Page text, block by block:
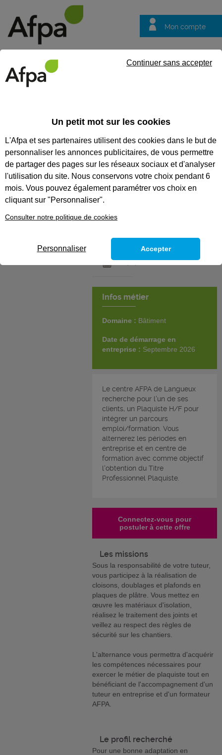
Mon compte
questions
Contrat d'apprentissage
Plaquiste en
alternance
Bretagne
1poste
Infos métier
Domaine : Bâtiment
Date de démarrage en
entreprise : Septembre 2026
Le centre AFPA de Langueux
recherche pour l'un de ses
clients, un Plaquiste H/F pour
intégrer un parcours
emploi/formation. Vous
alternerez les périodes en
entreprise et en centre de
formation avec comme objectif
l'obtention du Titre
Professionnel Plaquiste.
Connectez-vous pour
postuler à cette offre
Les missions
Sous la responsabilité de votre tuteur,
vous participez à la réalisation de
cloisons, doublages et plafonds en
plaques de plâtre. Vous mettez en
œuvre les matériaux d'isolation,
réalisez le traitement des joints et
veillez au respect des règles de
sécurité sur les chantiers.
L'alternance vous permettra d'acquérir
les compétences nécessaires pour
exercer le métier de plaquiste tout en
bénéficiant de l'accompagnement d'un
tuteur en entreprise et d'un formateur
AFPA.
Le profil recherché
Pour une bonne adaptation en
Un petit mot sur les cookies
L'Afpa et ses partenaires utilisent des cookies dans le but de
personnaliser les annonces publicitaires, de vous permettre
de partager des pages sur les réseaux sociaux et d'analyser
l'utilisation du site. Nous conservons votre choix pendant 6
mois. Vous pouvez également paramétrer vos choix en
cliquant sur "Personnaliser".
Consulter notre politique de cookies
Continuer sans accepter
Personnaliser Accepter